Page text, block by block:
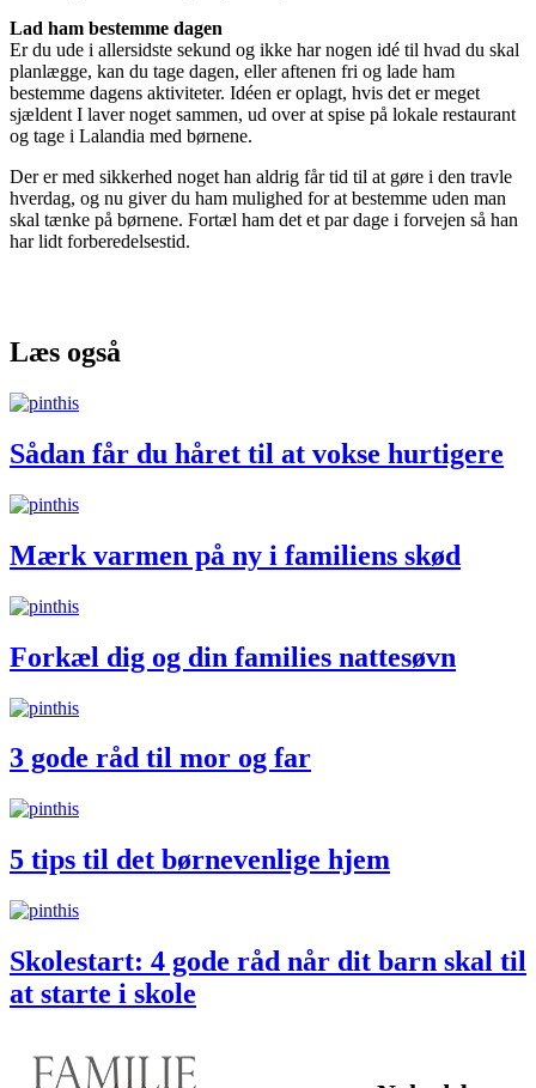
Lad ham bestemme dagen
Er du ude i allersidste sekund og ikke har nogen idé til hvad du skal
planlægge, kan du tage dagen, eller aftenen fri og lade ham
bestemme dagens aktiviteter. Idéen er oplagt, hvis det er meget
sjældent I laver noget sammen, ud over at spise på lokale restaurant
og tage i Lalandia med børnene.
Der er med sikkerhed noget han aldrig får tid til at gøre i den travle
hverdag, og nu giver du ham mulighed for at bestemme uden man
skal tænke på børnene. Fortæl ham det et par dage i forvejen så han
har lidt forberedelsestid.
Læs også
Sådan får du håret til at vokse hurtigere
Mærk varmen på ny i familiens skød
Forkæl dig og din families nattesøvn
3 gode råd til mor og far
5 tips til det børnevenlige hjem
Skolestart: 4 gode råd når dit barn skal til
at starte i skole